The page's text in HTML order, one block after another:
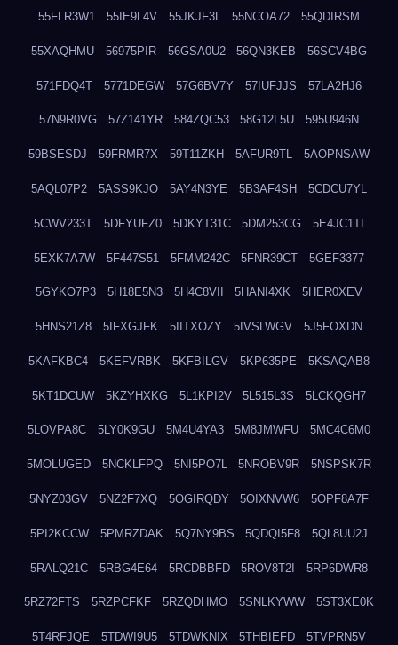
55FLR3W1 55IE9L4V 55JKJF3L 55NCOA72 55QDIRSM
55XAQHMU 56975PIR 56GSA0U2 56QN3KEB 56SCV4BG
571FDQ4T 5771DEGW 57G6BV7Y 57IUFJJS 57LA2HJ6
57N9R0VG 57Z141YR 584ZQC53 58G12L5U 595U946N
59BSESDJ 59FRMR7X 59T11ZKH 5AFUR9TL 5AOPNSAW
5AQL07P2 5ASS9KJO 5AY4N3YE 5B3AF4SH 5CDCU7YL
5CWV233T 5DFYUFZ0 5DKYT31C 5DM253CG 5E4JC1TI
5EXK7A7W 5F447S51 5FMM242C 5FNR39CT 5GEF3377
5GYKO7P3 5H18E5N3 5H4C8VII 5HANI4XK 5HER0XEV
5HNS21Z8 5IFXGJFK 5IITXOZY 5IVSLWGV 5J5FOXDN
5KAFKBC4 5KEFVRBK 5KFBILGV 5KP635PE 5KSAQAB8
5KT1DCUW 5KZYHXKG 5L1KPI2V 5L515L3S 5LCKQGH7
5LOVPA8C 5LY0K9GU 5M4U4YA3 5M8JMWFU 5MC4C6M0
5MOLUGED 5NCKLFPQ 5NI5PO7L 5NROBV9R 5NSPSK7R
5NYZ03GV 5NZ2F7XQ 5OGIRQDY 5OIXNVW6 5OPF8A7F
5PI2KCCW 5PMRZDAK 5Q7NY9BS 5QDQI5F8 5QL8UU2J
5RALQ21C 5RBG4E64 5RCDBBFD 5ROV8T2I 5RP6DWR8
5RZ72FTS 5RZPCFKF 5RZQDHMO 5SNLKYWW 5ST3XE0K
5T4RFJQE 5TDWI9U5 5TDWKNIX 5THBIEFD 5TVPRN5V